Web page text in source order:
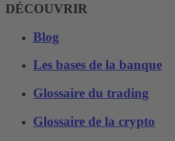
DÉCOUVRIR
Blog
Les bases de la banque
Glossaire du trading
Glossaire de la crypto